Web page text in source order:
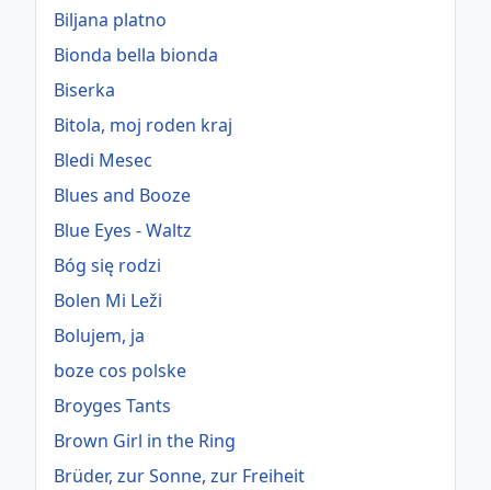
Biljana platno
Bionda bella bionda
Biserka
Bitola, moj roden kraj
Bledi Mesec
Blues and Booze
Blue Eyes - Waltz
Bóg się rodzi
Bolen Mi Leži
Bolujem, ja
boze cos polske
Broyges Tants
Brown Girl in the Ring
Brüder, zur Sonne, zur Freiheit